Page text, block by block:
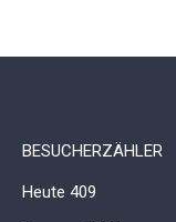
BESUCHERZÄHLER
Heute 409